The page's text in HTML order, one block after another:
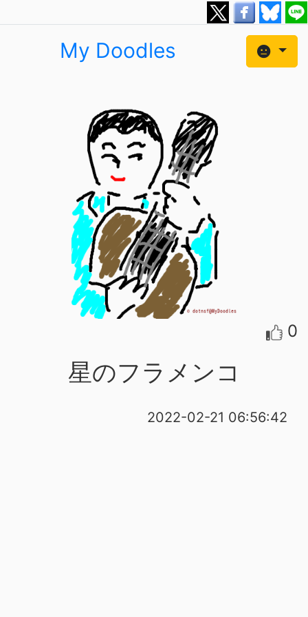
My Doodles
0
星のフラメンコ
2022-02-21 06:56:42